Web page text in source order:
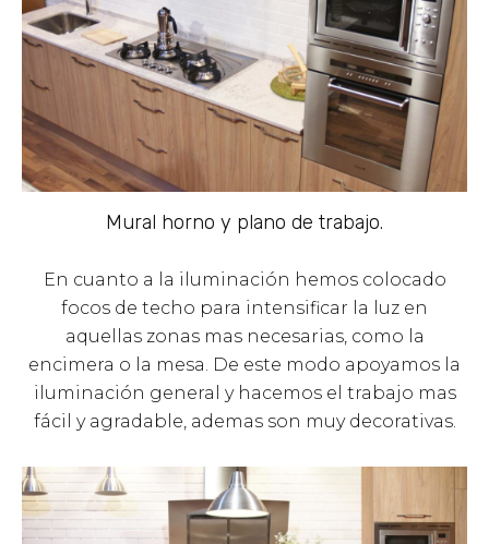
Mural horno y plano de trabajo.
En cuanto a la iluminación hemos colocado
focos de techo para intensificar la luz en
aquellas zonas mas necesarias, como la
encimera o la mesa. De este modo apoyamos la
iluminación general y hacemos el trabajo mas
fácil y agradable, ademas son muy decorativas.